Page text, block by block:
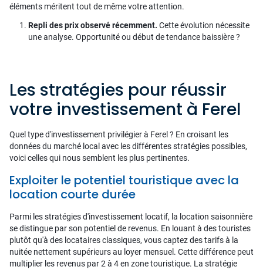
éléments méritent tout de même votre attention.
Repli des prix observé récemment. Cette évolution nécessite
une analyse. Opportunité ou début de tendance baissière ?
Les stratégies pour réussir
votre investissement à Ferel
Quel type d'investissement privilégier à Ferel ? En croisant les
données du marché local avec les différentes stratégies possibles,
voici celles qui nous semblent les plus pertinentes.
Exploiter le potentiel touristique avec la
location courte durée
Parmi les stratégies d'investissement locatif, la location saisonnière
se distingue par son potentiel de revenus. En louant à des touristes
plutôt qu'à des locataires classiques, vous captez des tarifs à la
nuitée nettement supérieurs au loyer mensuel. Cette différence peut
multiplier les revenus par 2 à 4 en zone touristique. La stratégie